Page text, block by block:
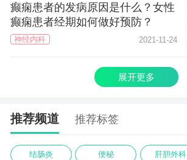
癫痫患者的发病原因是什么？女性
癫痫患者经期如何做好预防？
神经内科 2021-11-24
展开更多
推荐频道 推荐标签
结肠炎 便秘 肝胆外科